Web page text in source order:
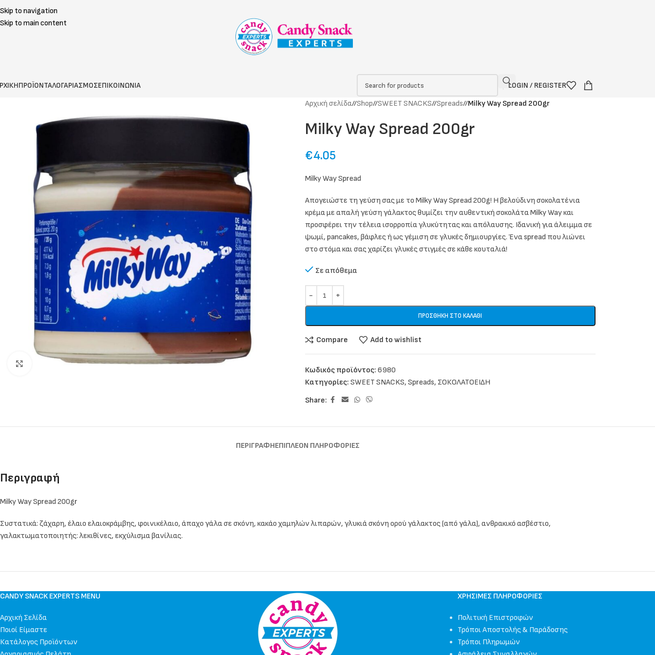
Skip to navigation
Skip to main content
ΠΡΟΪΟΝΤΑΛΟΓΑΡΙΑΣΜΟΣΕΠΙΚΟΙΝΩΝΙΑ LOGIN / REGISTER
Click to enlarge
Αρχική σελίδα/ Shop/ SWEET SNACKS/ Spreads/ Milky Way Spread 200gr
Milky Way Spread 200gr
€4.05
Milky Way Spread
Απογειώστε τη γεύση σας με το Milky Way Spread 200g! Η βελούδινη σοκολατένια
κρέμα με απαλή γεύση γάλακτος θυμίζει την αυθεντική σοκολάτα Milky Way και
προσφέρει την τέλεια ισορροπία γλυκύτητας και απόλαυσης. Ιδανική για άλειμμα σε
ψωμί, pancakes, βάφλες ή ως γέμιση σε γλυκές δημιουργίες. Ένα spread που λιώνει
στο στόμα και σας χαρίζει γλυκές στιγμές σε κάθε κουταλιά!
Σε απόθεμα
ΠΡΟΣΘΉΚΗ ΣΤΟ ΚΑΛΆΘΙ
Compare Add to wishlist
Κωδικός προϊόντος: 6980
Κατηγορίες: SWEET SNACKS, Spreads, ΣΟΚΟΛΑΤΟΕΙΔΗ
Share:
ΠΕΡΙΓΡΑΦΉΕΠΙΠΛΈΟΝ ΠΛΗΡΟΦΟΡΊΕΣ
Περιγραφή
Milky Way Spread 200gr
Συστατικά: ζάχαρη, έλαιο ελαιοκράμβης, φοινικέλαιο, άπαχο γάλα σε σκόνη, κακάο χαμηλών λιπαρών, γλυκιά σκόνη ορού γάλακτος (από γάλα), ανθρακικό ασβέστιο,
γαλακτωματοποιητής: λεκιθίνες, εκχύλισμα βανίλιας.
CANDY SNACK EXPERTS MENU
Αρχική Σελίδα
Ποιοί Είμαστε
Κατάλογος Προϊόντων
ΧΡΉΣΙΜΕΣ ΠΛΗΡΟΦΟΡΊΕΣ
Πολιτική Επιστροφών
Τρόποι Αποστολής & Παράδοσης
Τρόποι Πληρωμών